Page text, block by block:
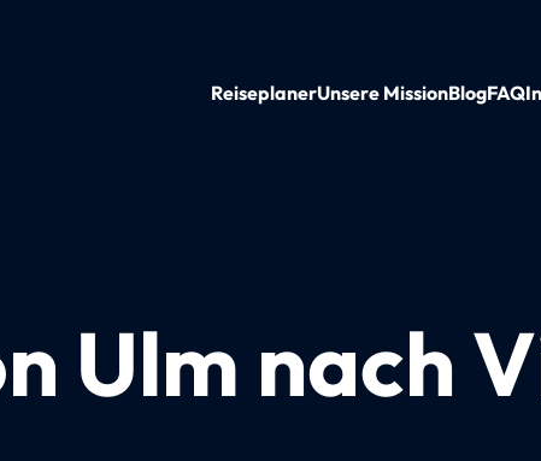
ReiseplanerUnsere MissionBlogFAQ
Ulm nach